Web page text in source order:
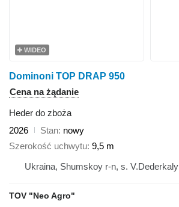
WIDEO
Dominoni TOP DRAP 950
Cena na żądanie
Heder do zboża
2026
Stan nowy
Szerokość uchwytu 9,5 m
Ukraina, Shumskoy r-n, s. V.Dederkaly
TOV "Neo Agro"